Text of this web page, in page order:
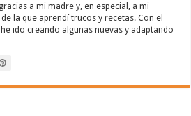
a mi madre y, en especial, a mi
la que aprendí trucos y recetas. Con el
ido creando algunas nuevas y adaptando